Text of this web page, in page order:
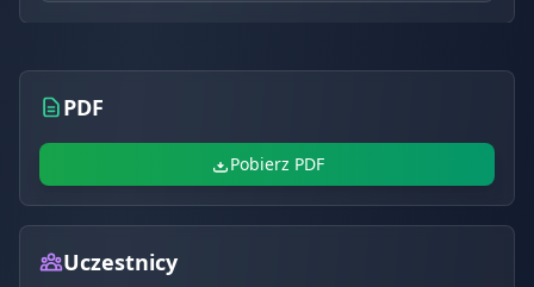
PDF
Pobierz PDF
Uczestnicy